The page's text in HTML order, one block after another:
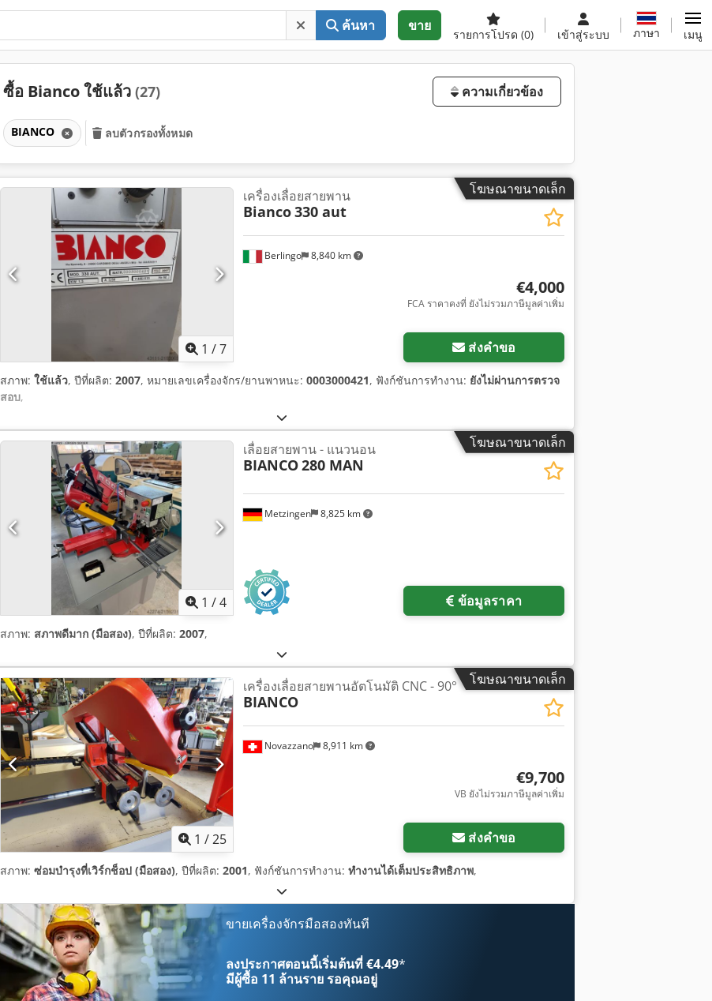
ค้นหา ขาย
รายการโปรด (0) เข้าสู่ระบบ ภาษา เมนู
ซื้อ Bianco ใช้แล้ว (27) ความเกี่ยวข้อง
BIANCO ลบตัวกรองทั้งหมด
โฆษณาขนาดเล็ก
1 /7
Berlingo 8,840 km
เครื่องเลื่อยสายพาน
Bianco330 aut
€4,000
FCA ราคาคงที่ ยังไม่รวมภาษีมูลค่าเพิ่ม
ส่งคำขอ
สภาพ: ใช้แล้ว, ปีที่ผลิต: 2007, หมายเลขเครื่องจักร/ยานพาหนะ: 0003000421, ฟังก์ชันการทำงาน: ยังไม่ผ่านการตรวจ
สอบ,
โฆษณาขนาดเล็ก
1 /4
Metzingen 8,825 km
เลื่อยสายพาน - แนวนอน
BIANCO280 MAN
ข้อมูลราคา
สภาพ: สภาพดีมาก (มือสอง), ปีที่ผลิต: 2007,
โฆษณาขนาดเล็ก
1 /25
Novazzano 8,911 km
เครื่องเลื่อยสายพานอัตโนมัติ CNC - 90°
BIANCO
€9,700
VB ยังไม่รวมภาษีมูลค่าเพิ่ม
ส่งคำขอ
สภาพ: ซ่อมบำรุงที่เวิร์กช็อป (มือสอง), ปีที่ผลิต: 2001, ฟังก์ชันการทำงาน: ทำงานได้เต็มประสิทธิภาพ,
ขายเครื่องจักรมือสองทันที
ลงประกาศตอนนี้เริ่มต้นที่ €4.49*
มีผู้ซื้อ 11 ล้านราย รอคุณอยู่